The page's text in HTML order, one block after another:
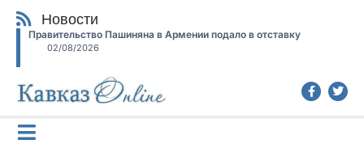
Новости
Правительство Пашиняна в Армении подало в отставку
02/08/2026